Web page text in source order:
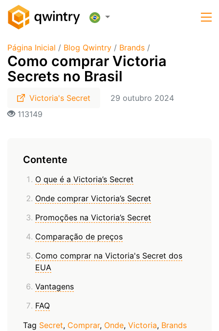
Página Inicial / Blog Qwintry / Brands /
Como comprar Victoria
Secrets no Brasil
Victoria's Secret
29 outubro 2024
113149
Contente
O que é a Victoria’s Secret
Onde comprar Victoria’s Secret
Promoções na Victoria’s Secret
Comparação de preços
Como comprar na Victoria's Secret dos
EUA
Vantagens
FAQ
Tag Secret, Comprar, Onde, Victoria, Brands